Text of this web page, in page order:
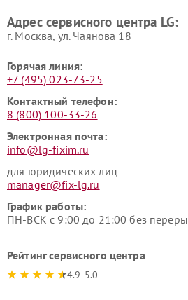
Адрес сервисного центра LG:
г. Москва, ул. Чаянова 18
Горячая линия:
+7 (495) 023-73-25
Контактный телефон:
8 (800) 100-33-26
Электронная почта:
info@lg-fixim.ru
для юридических лиц
manager@fix-lg.ru
График работы:
ПН-ВСК с 9:00 до 21:00 без
Рейтинг сервисного центра
4.9-5.0